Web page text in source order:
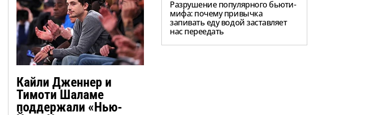
Кайли Дженнер и
Тимоти Шаламе
поддержали «Нью-
Разрушение популярного бьюти-
мифа: почему привычка
запивать еду водой заставляет
нас переедать